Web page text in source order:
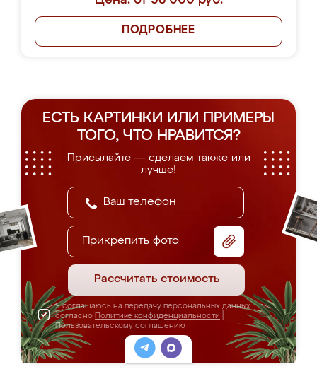
ПОДРОБНЕЕ
ЕСТЬ КАРТИНКИ ИЛИ ПРИМЕРЫ
ТОГО, ЧТО НРАВИТСЯ?
Присылайте — сделаем также или
лучше!
Прикрепить фото
Рассчитать стоимость
Я соглашаюсь на передачу персональных данных
согласно Политике конфиденциальности
Пользовательскому соглашению